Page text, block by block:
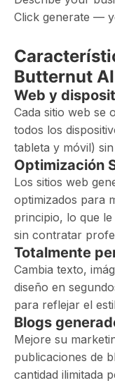
Click generate —
Butternut AI
Web y
Cada sitio web se
todos los
tableta y móvil)
Optimización
Los sitios web
optimizados para
principio, lo que
sin contratar
Totalmente
Cambia texto,
diseño en
para reflejar el
Blogs
Mejore su
publicaciones de
cantidad ilimitada